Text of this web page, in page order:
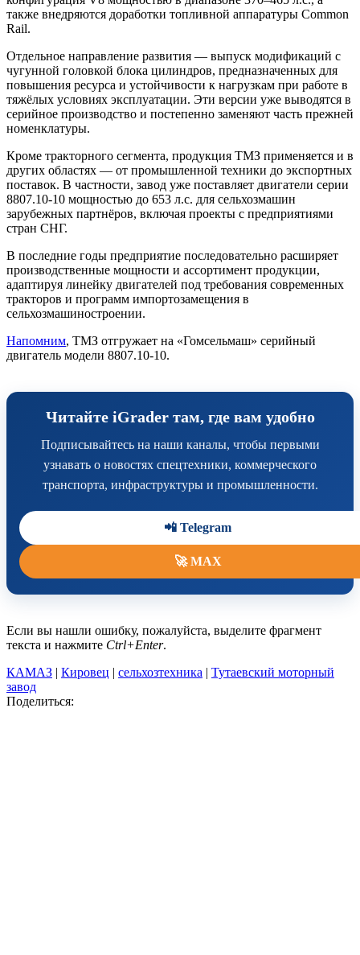
также внедряются доработки топливной аппаратуры Common
Rail.
Отдельное направление развития — выпуск модификаций с
чугунной головкой блока цилиндров, предназначенных для
повышения ресурса и устойчивости к нагрузкам при работе в
тяжёлых условиях эксплуатации. Эти версии уже выводятся в
серийное производство и постепенно заменяют часть прежней
номенклатуры.
Кроме тракторного сегмента, продукция ТМЗ применяется и в
других областях — от промышленной техники до экспортных
поставок. В частности, завод уже поставляет двигатели серии
8807.10-10 мощностью до 653 л.с. для сельхозмашин
зарубежных партнёров, включая проекты с предприятиями
стран СНГ.
В последние годы предприятие последовательно расширяет
производственные мощности и ассортимент продукции,
адаптируя линейку двигателей под требования современных
тракторов и программ импортозамещения в
сельхозмашиностроении.
Напомним, ТМЗ отгружает на «Гомсельмаш» серийный
двигатель модели 8807.10-10.
Читайте iGrader там, где вам удобно
Подписывайтесь на наши каналы, чтобы первыми
узнавать о новостях спецтехники, коммерческого
транспорта, инфраструктуры и промышленности.
📲 Telegram
🚀 MAX
Если вы нашли ошибку, пожалуйста, выделите фрагмент
текста и нажмите Ctrl+Enter.
КАМАЗ | Кировец | сельхозтехника | Тутаевский моторный
завод
Поделиться: